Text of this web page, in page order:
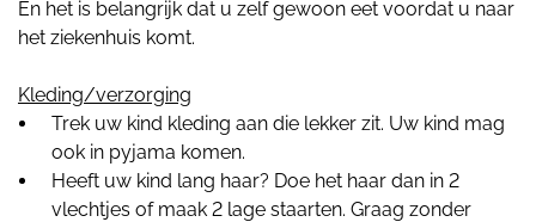
En het is belangrijk dat u zelf gewoon eet voordat u naar
het ziekenhuis komt.
Kleding/verzorging
Trek uw kind kleding aan die lekker zit. Uw kind mag
ook in pyjama komen.
Heeft uw kind lang haar? Doe het haar dan in 2
vlechtjes of maak 2 lage staarten. Graag zonder